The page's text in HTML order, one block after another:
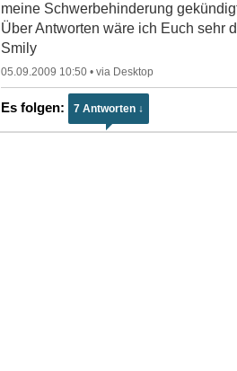
meine Schwerbehinderung
Über Antworten wäre ich Euch sehr
Smily
05.09.2009 10:50 •
7 Antworten ↓